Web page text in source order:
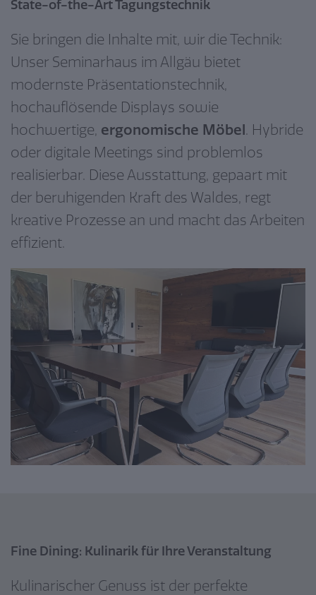
State-of-the-Art Tagungstechnik
Sie bringen die Inhalte mit, wir die Technik:
Unser Seminarhaus im Allgäu bietet
modernste Präsentationstechnik,
hochauflösende Displays sowie
hochwertige, ergonomische Möbel. Hybride
oder digitale Meetings sind problemlos
realisierbar. Diese Ausstattung, gepaart mit
der beruhigenden Kraft des Waldes, regt
kreative Prozesse an und macht das Arbeiten
effizient.
Fine Dining: Kulinarik für Ihre Veranstaltung
Kulinarischer Genuss ist der perfekte